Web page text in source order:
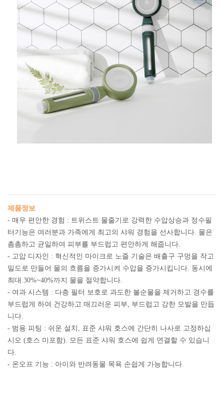
제품정보
- 매우 편안한 경험 : 트위스트 물줄기로 강력한 수압상승과 정수필
터기능은 여러분과 가족에게 최고의 샤워 경험을 선사합니다. 물은
촘촘하고 균일하여 피부를 부드럽고 편안하게 해줍니다.
- 고압 디자인 : 혁신적인 마이크로 노즐 기술은 배출구 구멍을 작고
밀도로 만들어 물의 흐름을 증가시켜 수압을 증가시킵니다. 동시에
최대 30%~40%까지 물을 절약합니다.
- 여과 시스템 : 다층 필터 보호로 과도한 불순물을 제거하고 경수를
부드럽게 하여 건강하고 매끄러운 피부, 부드럽고 강한 모발을 만듭
니다.
- 범용 피팅 : 쉬운 설치, 표준 샤워 호스에 간단히 나사로 고정하십
시오 (호스 미포함). 모든 표준 샤워 호스에 쉽게 연결할 수 있습니
다.
- 온오프 기능 : 아이와 반려동물 목욕 손쉽게 가능합니다.